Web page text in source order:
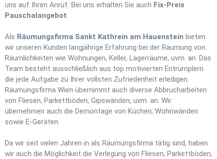
uns auf Ihren Anruf. Bei uns erhalten Sie auch Fix-Preis
Pauschalangebot
Als Räumungsfirma Sankt Kathrein am Hauenstein bieten
wir unseren Kunden langjährige Erfahrung bei der Räumung von
Räumlichkeiten wie Wohnungen, Keller, Lagerräume, uvm. an. Das
Team besteht ausschließlich aus top motivierten Entrümplern
die jede Aufgabe zu Ihrer vollsten Zufriedenheit erledigen.
Räumungsfirma Wien übernimmt auch diverse Abbrucharbeiten
von Fliesen, Parkettböden, Gipswänden, uvm. an. Wir
übernehmen auch die Demontage von Küchen, Wohnwänden
sowie E-Geräten.
Da wir seit vielen Jahren in als Räumungsfirma tätig sind, haben
wir auch die Möglichkeit die Verlegung von Fliesen, Parkettböden,